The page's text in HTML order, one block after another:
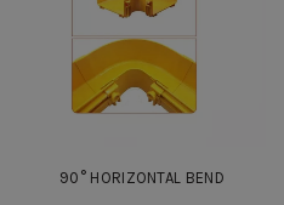
90° HORIZONTAL BEND